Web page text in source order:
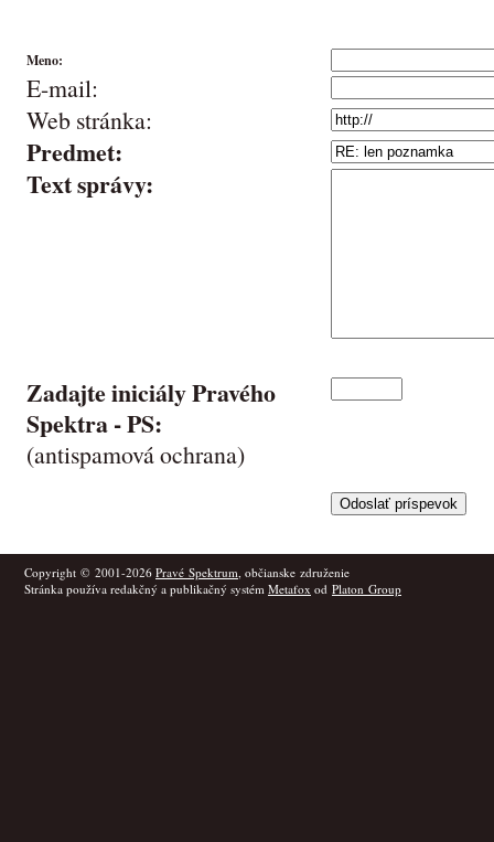
Meno:
E-mail:
Web stránka:
Predmet:
Text správy:
Zadajte iniciály Pravého
Spektra -PS:
(antispamová ochrana)
Copyright © 2001-2026 Pravé Spektrum, občianske združenie
Stránka používa redakčný a publikačný systém Metafox od Platon Group